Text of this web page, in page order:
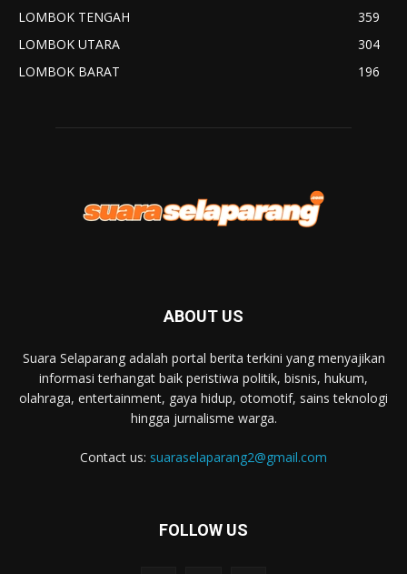
LOMBOK TENGAH
359
LOMBOK UTARA
304
LOMBOK BARAT
196
ABOUT US
Suara Selaparang adalah portal berita terkini yang menyajikan
informasi terhangat baik peristiwa politik, bisnis, hukum,
olahraga, entertainment, gaya hidup, otomotif, sains teknologi
hingga jurnalisme warga.
Contact us: suaraselaparang2@gmail.com
FOLLOW US